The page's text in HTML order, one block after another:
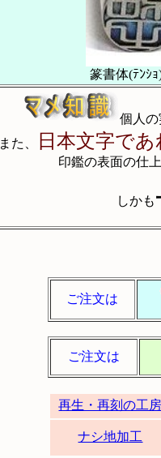
篆書体(ﾃﾝｼ
個人
また、
日本文字で
印鑑の表面の仕
しかも
ご注文は
ご注文は
再生・再刻の工
ナシ地加工